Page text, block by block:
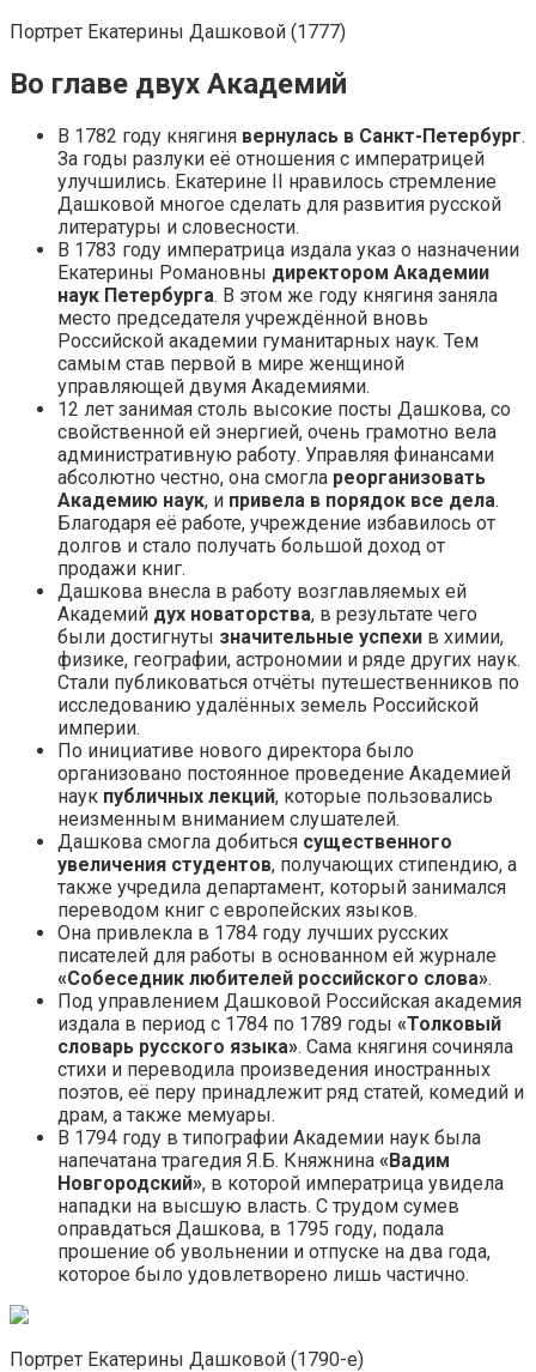
Портрет Екатерины Дашковой (1777)
Во главе двух Академий
В 1782 году княгиня вернулась в Санкт-Петербург.
За годы разлуки её отношения с императрицей
улучшились. Екатерине II нравилось стремление
Дашковой многое сделать для развития русской
литературы и словесности.
В 1783 году императрица издала указ о назначении
Екатерины Романовны директором Академии
наук Петербурга. В этом же году княгиня заняла
место председателя учреждённой вновь
Российской академии гуманитарных наук. Тем
самым став первой в мире женщиной
управляющей двумя Академиями.
12 лет занимая столь высокие посты Дашкова, со
свойственной ей энергией, очень грамотно вела
административную работу. Управляя финансами
абсолютно честно, она смогла реорганизовать
Академию наук, и привела в порядок все дела.
Благодаря её работе, учреждение избавилось от
долгов и стало получать большой доход от
продажи книг.
Дашкова внесла в работу возглавляемых ей
Академий дух новаторства, в результате чего
были достигнуты значительные успехи в химии,
физике, географии, астрономии и ряде других наук.
Стали публиковаться отчёты путешественников по
исследованию удалённых земель Российской
империи.
По инициативе нового директора было
организовано постоянное проведение Академией
наук публичных лекций, которые пользовались
неизменным вниманием слушателей.
Дашкова смогла добиться существенного
увеличения студентов, получающих стипендию, а
также учредила департамент, который занимался
переводом книг с европейских языков.
Она привлекла в 1784 году лучших русских
писателей для работы в основанном ей журнале
«Собеседник любителей российского слова».
Под управлением Дашковой Российская академия
издала в период с 1784 по 1789 годы «Толковый
словарь русского языка». Сама княгиня сочиняла
стихи и переводила произведения иностранных
поэтов, её перу принадлежит ряд статей, комедий и
драм, а также мемуары.
В 1794 году в типографии Академии наук была
напечатана трагедия Я.Б. Княжнина «Вадим
Новгородский», в которой императрица увидела
нападки на высшую власть. С трудом сумев
оправдаться Дашкова, в 1795 году, подала
прошение об увольнении и отпуске на два года,
которое было удовлетворено лишь частично.
Портрет Екатерины Дашковой (1790-е)